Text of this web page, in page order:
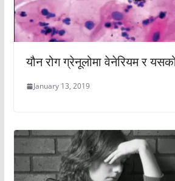
यौन रोग ग्रेनूलोमा वेनेरियम र
January 13, 2019